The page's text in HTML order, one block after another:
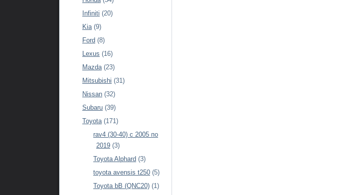
Infiniti (20)
Kia (9)
Ford (8)
Lexus (16)
Mazda (23)
Mitsubishi (31)
Nissan (32)
Subaru (39)
Toyota (171)
rav4 (30-40) c 2005 по
2019 (3)
Toyota Alphard (3)
toyota avensis t250 (5)
Toyota bB (QNC20) (1)